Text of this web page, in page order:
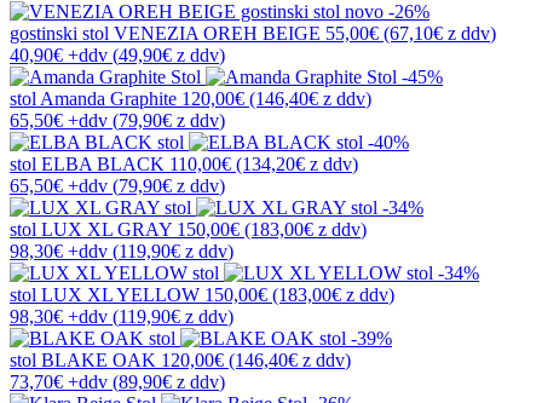
novo -26%
gostinski stol VENEZIA OREH BEIGE 55,00€ (67,10€ z ddv)
40,90€ +ddv (49,90€ z ddv)
-45%
stolAmanda Graphite 120,00€ (146,40€ z ddv)
65,50€ +ddv (79,90€ z ddv)
-40%
stol ELBA BLACK 110,00€ (134,20€ z ddv)
65,50€ +ddv (79,90€ z ddv)
-34%
stol LUX XL GRAY 150,00€ (183,00€ z ddv)
98,30€ +ddv (119,90€ z ddv)
-34%
stol LUX XL YELLOW 150,00€ (183,00€ z ddv)
98,30€ +ddv (119,90€ z ddv)
-39%
stol BLAKE OAK 120,00€ (146,40€ z ddv)
73,70€ +ddv (89,90€ z ddv)